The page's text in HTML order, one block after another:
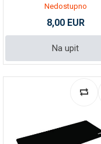
Nedostupno
8,00 EUR
Na upit